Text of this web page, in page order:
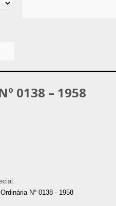
0138 – 1958
Nº 0138 - 1958